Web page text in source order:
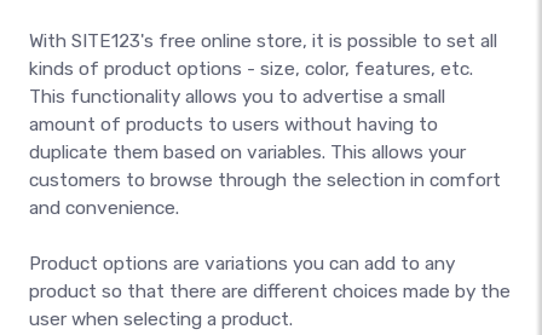
With SITE123's free online store, it is possible to set all
kinds of product options - size, color, features, etc.
This functionality allows you to advertise a small
amount of products to users without having to
duplicate them based on variables. This allows your
customers to browse through the selection in comfort
and convenience.
Product options are variations you can add to any
product so that there are different choices made by the
user when selecting a product.